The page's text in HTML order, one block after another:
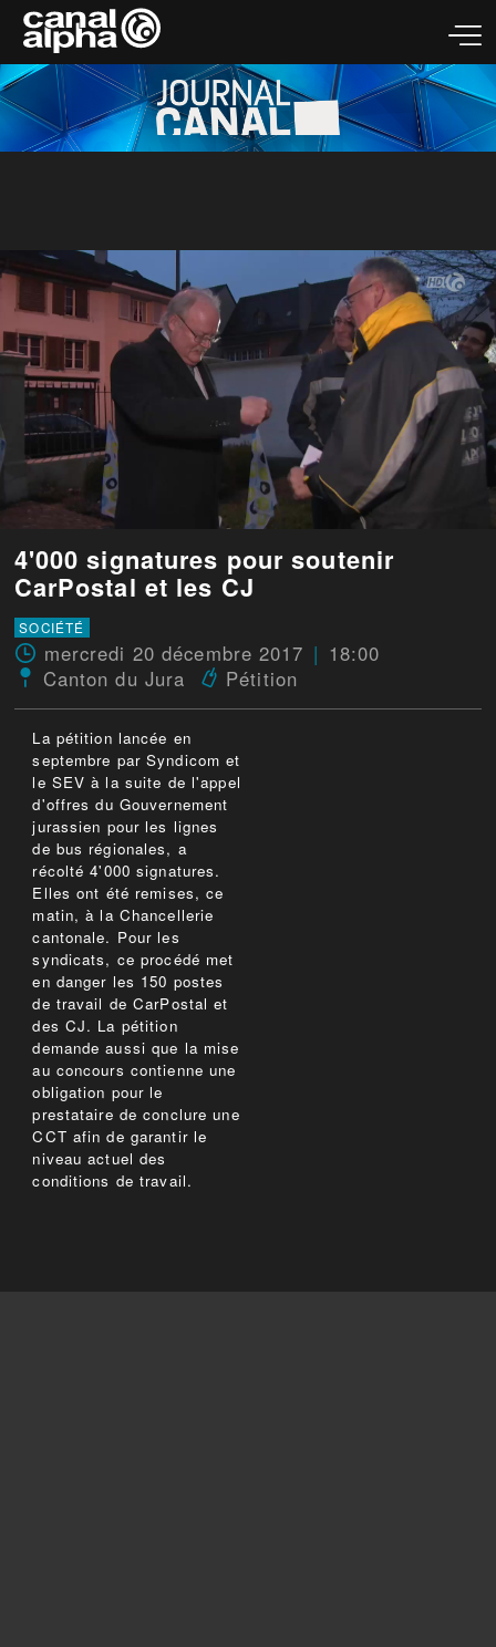
4'000 signatures pour soutenir
CarPostal et les CJ
SOCIÉTÉ
mercredi 20 décembre 2017
18:00
Canton du Jura
Pétition
La pétition lancée en
septembre par Syndicom et
le SEV à la suite de l'appel
d'offres du Gouvernement
jurassien pour les lignes
de bus régionales, a
récolté 4'000 signatures.
Elles ont été remises, ce
matin, à la Chancellerie
cantonale. Pour les
syndicats, ce procédé met
en danger les 150 postes
de travail de CarPostal et
des CJ. La pétition
demande aussi que la mise
au concours contienne une
obligation pour le
prestataire de conclure une
CCT afin de garantir le
niveau actuel des
conditions de travail.